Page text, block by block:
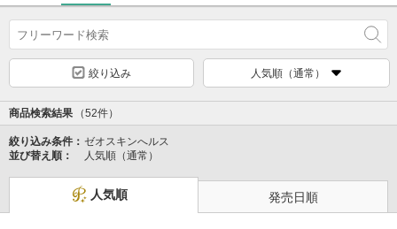
絞り込み 人気順（通常）
商品検索結果 （52件）
絞り込み条件： ゼオスキンへルス
並び替え順：
人気順（通常）
人気順 発売日順